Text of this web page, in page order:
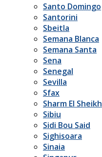
Santo Domingo
Santorini
Sbeitla
Semana Blanca
Semana Santa
Sena
Senegal
Sevilla
Sfax
Sharm El Sheikh
Sibiu
Sidi Bou Said
Sighisoara
Sinaia